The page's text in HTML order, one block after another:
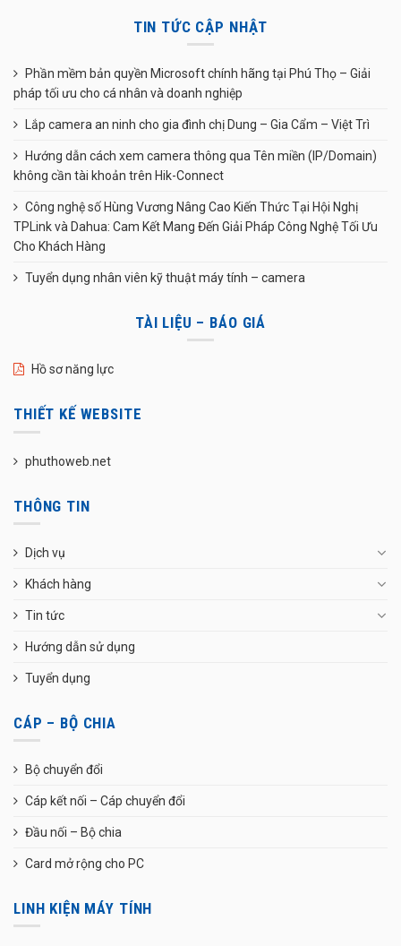
TIN TỨC CẬP NHẬT
Phần mềm bản quyền Microsoft chính hãng tại Phú Thọ – Giải
pháp tối ưu cho cá nhân và doanh nghiệp
Lắp camera an ninh cho gia đình chị Dung – Gia Cẩm – Việt Trì
Hướng dẫn cách xem camera thông qua Tên miền (IP/Domain)
không cần tài khoản trên Hik-Connect
Công nghệ số Hùng Vương Nâng Cao Kiến Thức Tại Hội Nghị
TPLink và Dahua: Cam Kết Mang Đến Giải Pháp Công Nghệ Tối Ưu
Cho Khách Hàng
Tuyển dụng nhân viên kỹ thuật máy tính – camera
TÀI LIỆU – BÁO GIÁ
Hồ sơ năng lực
THIẾT KẾ WEBSITE
phuthoweb.net
THÔNG TIN
Dịch vụ
Khách hàng
Tin tức
Hướng dẫn sử dụng
Tuyển dụng
CÁP – BỘ CHIA
Bộ chuyển đổi
Cáp kết nối – Cáp chuyển đổi
Đầu nối – Bộ chia
Card mở rộng cho PC
LINH KIỆN MÁY TÍNH